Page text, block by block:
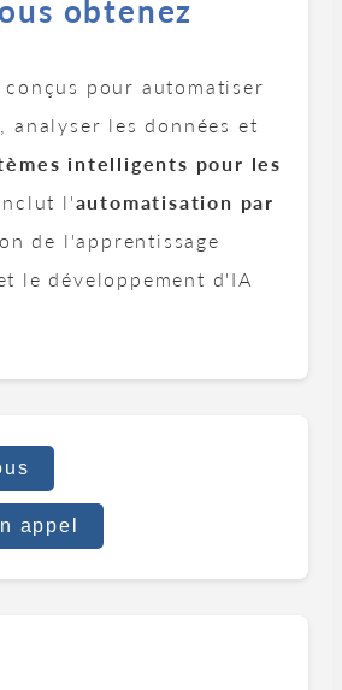
obtenez
conçus pour automatiser
analyser les données et
intelligents pour les
Inclut l'automatisation par
de l'apprentissage
le développement d'IA
appel